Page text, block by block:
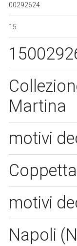
00292624
15
Martina
motivi
motivi
Napoli